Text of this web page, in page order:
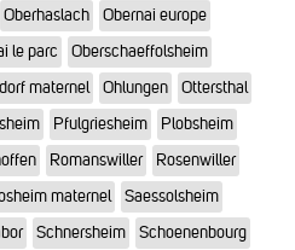
Oberhaslach
Obernai europe
le parc
Oberschaeffolsheim
maternel Ohlungen
Ottersthal
Pfulgriesheim
Plobsheim
Romanswiller
Rosenwiller
maternel
Saessolsheim
Schnersheim
Schoenenbourg